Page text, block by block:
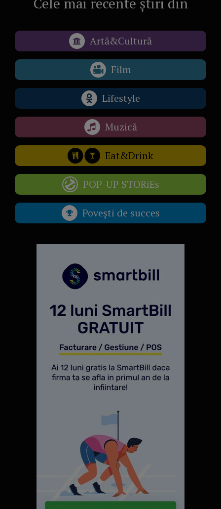
Artă&Cultură
Film
Lifestyle
Muzică
Eat&Drink
POP-UP STORiEs
Povești de succes